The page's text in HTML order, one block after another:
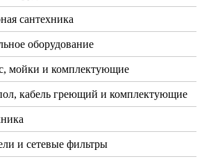
сантехника
оборудование
мойки и комплектующие
кабель греющий и комплектующие
и сетевые фильтры